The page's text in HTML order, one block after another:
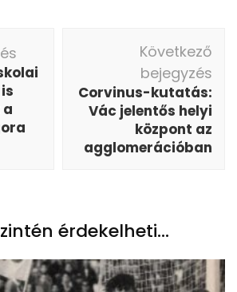
Következő
bejegyzés
Corvinus-kutatás:
Vác jelentős helyi
központ az
agglomerációban
érdekelheti...